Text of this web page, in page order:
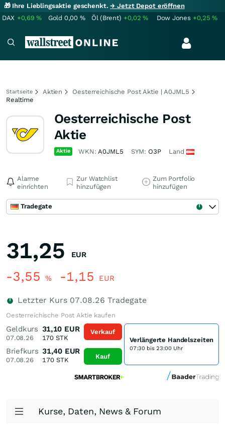
🎁 Ihre Lieblingsaktie geschenkt.→ Jetzt Depot eröffnen
DAX +0,69% Gold 0,00 % Öl (Brent) +0,02% Dow Jones +0,25%
Startseite Aktien
Oesterreichische Post Aktie | A0JML5
Realtime
Oesterreichische Post
Aktie
Aktie WKN:A0JML5 SYM: O3P Land
Alarme
einrichten
Zur Watchlist
hinzufügen
Zum Portfolio
hinzufügen
Tradegate
31,25 EUR
-3,55 % -1,15 EUR
Letzter Kurs 07.08.26 Tradegate
Oesterreichische Post Aktie kaufen
Geldkurs
07.08.26
31,10 EUR
170 STK
Briefkurs
07.08.26
31,40 EUR
170STK
Verkauf
Kauf
Verlängerte Handelszeiten
07:30 bis 23:00 Uhr
Kurse, Daten, News & Forum